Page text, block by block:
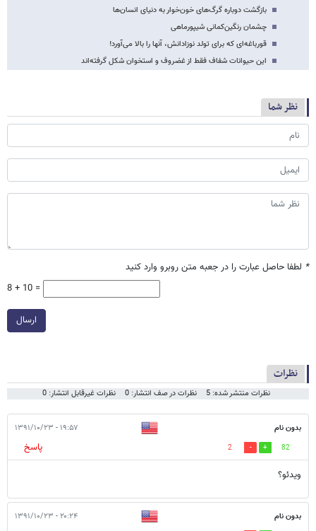
بازگشت دوباره گرگ‌های خون‌خوار به دنیای انسان‌ها
چشمان رنگین‌کمانی شیپورماهی
قورباغه‌ای که برای تولد نوزادانش، آنها را بالا می‌آورد!
این حیوانات شفاف فقط از غضروف و استخوان شکل گرفته‌اند
نظر شما
* لطفا حاصل عبارت را در جعبه متن روبرو وارد کنید
8 + 10 =
ارسال
نظرات
نظرات منتشر شده: 5 نظرات در صف انتشار: 0 نظرات غیرقابل انتشار: 0
بدون نام ۱۹:۵۷ - ۱۳۹۱/۱۰/۲۳
82
2
پاسخ
ویدئو؟
بدون نام ۲۰:۲۴ - ۱۳۹۱/۱۰/۲۳